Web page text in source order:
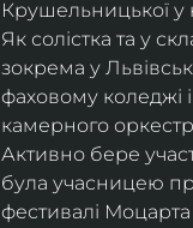
Крушельницької у
Як солістка та у
зокрема у
фаховому коледжі
камерного
Активно бере
була учасницею
фестивалі